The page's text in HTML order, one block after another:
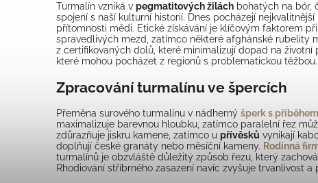
Turmalín vzniká v pegmatitových žilách bohatých na bór,
spojení s naší kulturní historií. Dnes pocházejí
přítomnosti mědi. Etické získávání je klíčovým faktorem
spravedlivých mezd, zatímco některé afghánské rubelity
z certifikovaných dolů, které minimalizují dopad na
které mohou pocházet z regionů s problematickou těžbou.
Zpracování turmalínu ve špercích
Přeměna surového turmalínu v nádherný šperk s příběhem
maximalizuje barevnou hloubku, zatímco paralelní řez
zdůrazňuje jiskru kamene, zatímco u přívěsků vynikají
doplňují české granáty nebo měsíční kameny. Rodinná
turmalínů je obzvláště důležitý způsob řezu, který
Rhodiování stříbrného zasazení navíc zvyšuje trvanlivost